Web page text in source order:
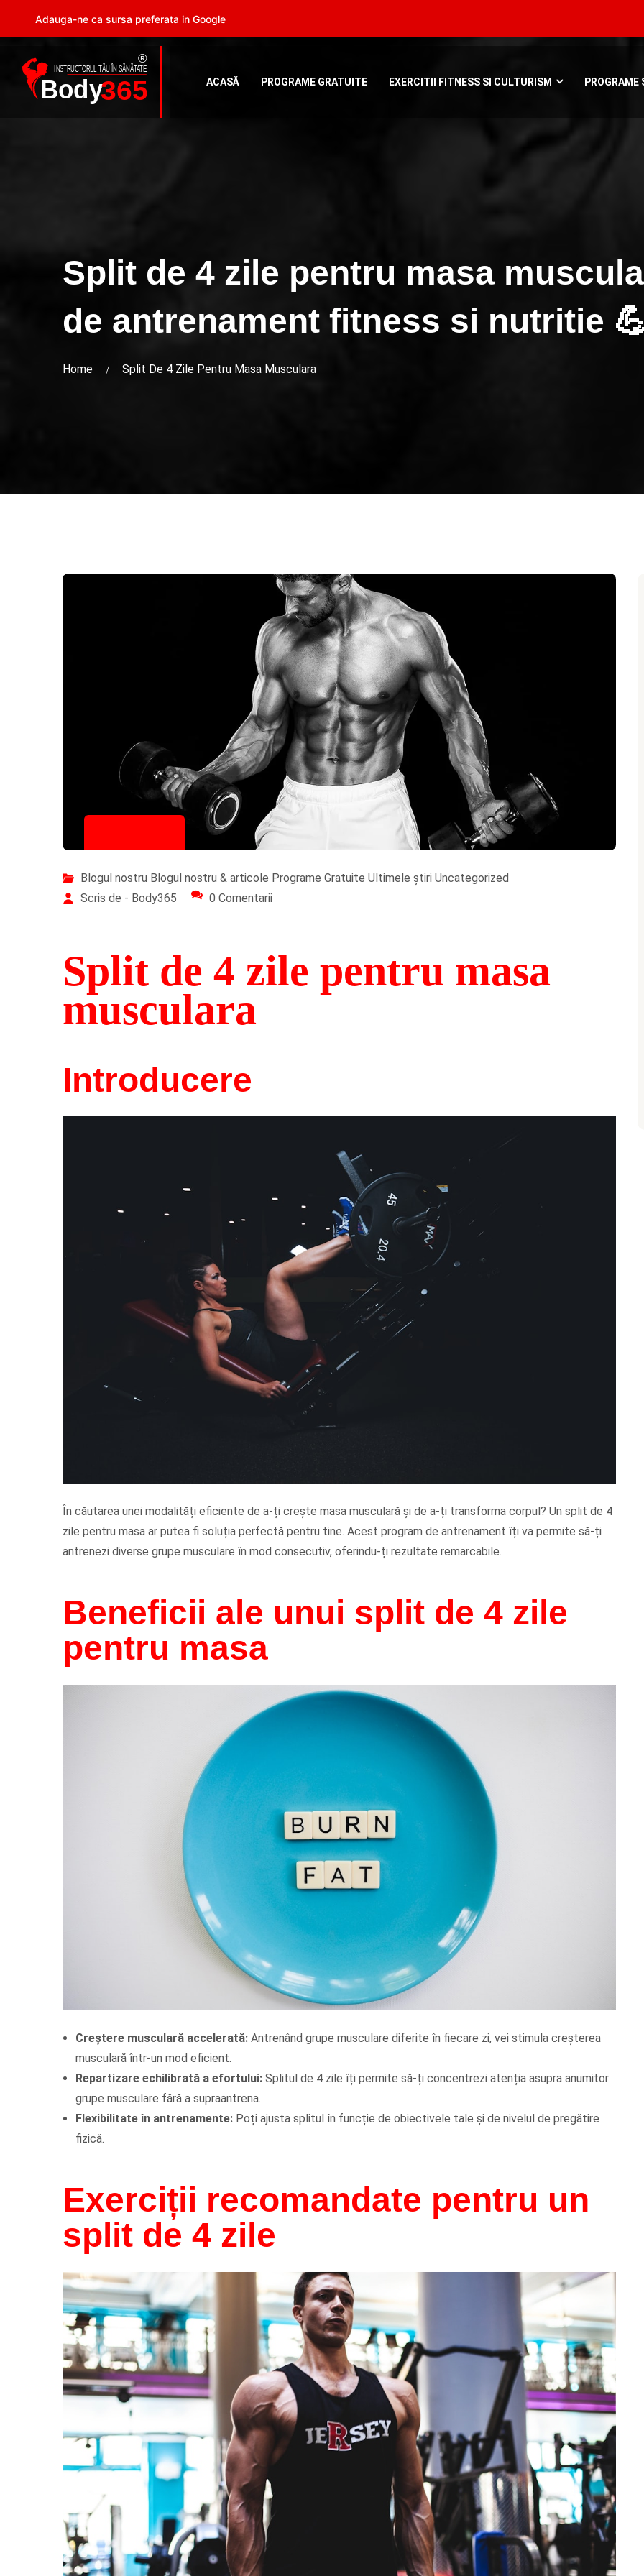
ACASĂ PROGRAME GRATUITE EXERCITII FITNESS SI CULTURISM PROGRAME
Split de 4 zile pentru masa
de antrenament fitness si nutritie
Home Split De 4 Zile Pentru Masa Musculara
Blogul nostru Blogul nostru & articole Programe Gratuite Ultimele știri Uncategorized
Scris de - Body365
0 Comentarii
Split de 4 zile pentru masa
musculara
Introducere
În căutarea unei modalități eficiente de a-ți crește masa musculară și de a-ți transforma corpul? Un split de 4
zile pentru masa ar putea fi soluția perfectă pentru tine. Acest program de antrenament îți va permite să-ți
antrenezi diverse grupe musculare în mod consecutiv, oferindu-ți rezultate remarcabile.
Beneficii ale unui split de 4 zile
pentru masa
Creștere musculară accelerată: Antrenând grupe musculare diferite în fiecare zi, vei stimula creșterea
musculară într-un mod eficient.
Repartizare echilibrată a efortului: Splitul de 4 zile îți permite să-ți concentrezi atenția asupra anumitor
grupe musculare fără a supraantrena.
Flexibilitate în antrenamente: Poți ajusta splitul în funcție de obiectivele tale și de nivelul de pregătire
fizică.
Exerciții recomandate pentru un
split de 4 zile
Adauga-ne ca sursa preferata in Google